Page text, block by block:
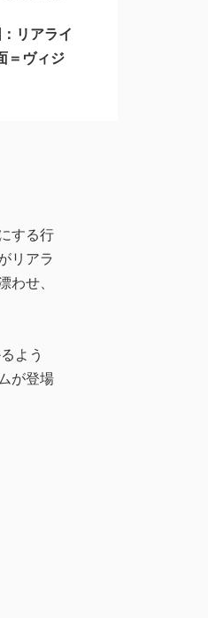
リアライ
＝ヴィジ
する行
リアラ
せ、
よう
が登場